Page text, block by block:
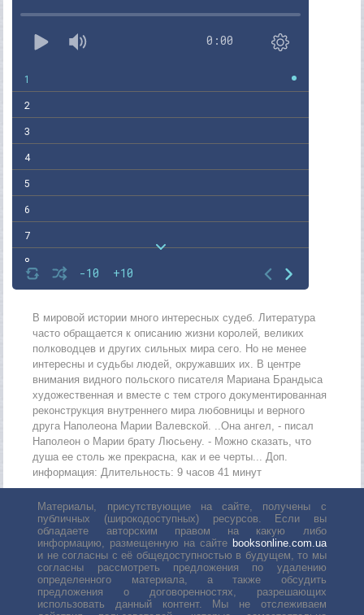
0:00
-10 +10
1
2
3
4
5
6
7
8
9
10
11
12
13
14
15
16
В мировой истории много интересных судеб. Литература
часто обращается к описанию жизни королей, великих
полководцев и других сильных мира сего. Но не менее
интересны и судьбы людей, окружавших их. В центре
внимания видного польского писателя Мариана Брандыса
художественная и вместе с тем строго документированная
реконструкция внутреннего мира любовницы и верного
друга Наполеона Марии Валевской. ..Она ангел, - писал
Наполеон о Марии брату Люсьену. - Можно сказать, что
душа ее столь же прекрасна, как и ее черты... Доп.
информация: Длительность: 9 часов 41 минут
Материалы, присутствующие на сайте, получены с
публичных (широкодоступных) ресурсов. Если вы
обладаете авторским правом на какую либо
информацию, размещенную на сайте booksonline.com.ua
и не согласны с её общедоступностью в будущем, то мы
согласны рассмотреть предложения по удалению
определенного материала, а также обсудить
предложения о договоренностях, разрешающих
использовать данный контент. Мы не отслеживаем